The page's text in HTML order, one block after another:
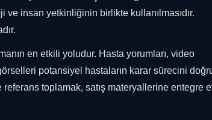
insan yetkinliğinin birlikte kullanılmasıdır.
en etkili yoludur. Hasta yorumları, video
potansiyel hastaların karar sürecini
toplamak, satış materyallerine entegre